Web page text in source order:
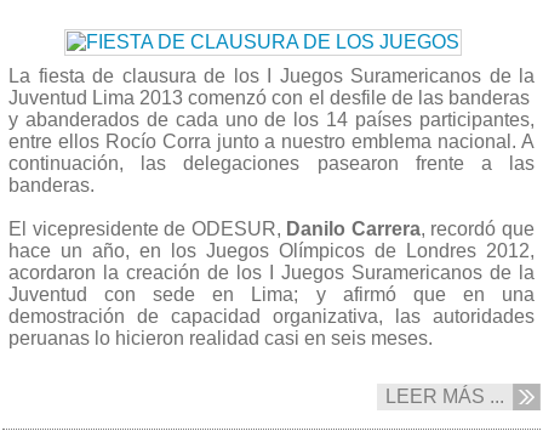
La fiesta de clausura de los I Juegos Suramericanos de la
Juventud Lima 2013 comenzó con el desfile de las banderas
y abanderados de cada uno de los 14 países participantes,
entre ellos Rocío Corra junto a nuestro emblema nacional. A
continuación, las delegaciones pasearon frente a las
banderas.
El vicepresidente de ODESUR, Danilo Carrera, recordó que
hace un año, en los Juegos Olímpicos de Londres 2012,
acordaron la creación de los I Juegos Suramericanos de la
Juventud con sede en Lima; y afirmó que en una
demostración de capacidad organizativa, las autoridades
peruanas lo hicieron realidad casi en seis meses.
LEER MÁS ...